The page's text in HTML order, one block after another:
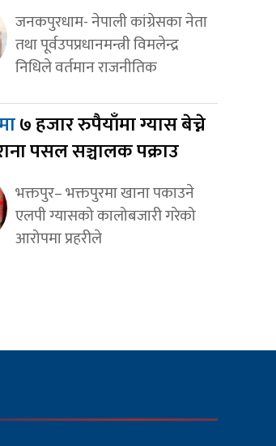
जनकपुरधाम- नेपाली कांग्रेसका नेता
तथा पूर्वउपप्रधानमन्त्री विमलेन्द्र
निधिले वर्तमान राजनीतिक
७ हजार रुपैयाँमा ग्यास बेच्ने
पसल सञ्चालक पक्राउ
भक्तपुर– भक्तपुरमा खाना पकाउने
एलपी ग्यासको कालोबजारी गरेको
आरोपमा प्रहरीले